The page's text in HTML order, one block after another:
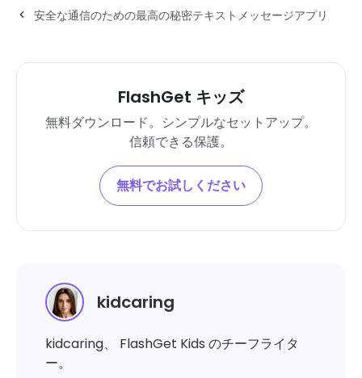
安全な通信のための最高の秘密テキストメッセージアプリ
FlashGet キッズ
無料ダウンロード。シンプルなセットアップ。
信頼できる保護。
無料でお試しください
kidcaring
kidcaring、 FlashGet Kids のチーフライタ
ー。